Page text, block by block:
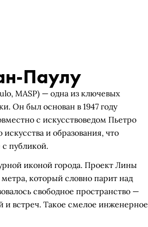
Паулу
MASP) — одна из ключевых
Он был основан в 1947 году
с искусствоведом Пьетро
и образования, что
публикой.
иконой города. Проект Лины
который словно парит над
свободное пространство —
и встреч. Такое смелое инженерное